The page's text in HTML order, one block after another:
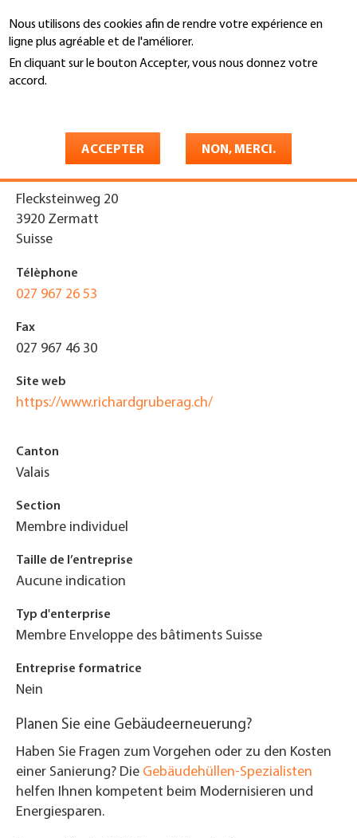
Nous utilisons des cookies afin de rendre votre expérience en
ligne plus agréable et de l'améliorer.
En cliquant sur le bouton Accepter, vous nous donnez votre
accord.
ACCEPTER NON, MERCI.
au
contenu
principal
Recherche
You
Adresse
Flecksteinweg 20
3920 Zermatt
Suisse
Télèphone
027 967 26 53
Fax
027 967 46 30
Site web
https://www.richardgruberag.ch/
Canton
Valais
Section
Membre individuel
Taille de l’entreprise
Aucune indication
Typ d'enterprise
Membre Enveloppe des bâtiments Suisse
Entreprise formatrice
Nein
Planen Sie eine Gebäudeerneuerung?
Haben Sie Fragen zum Vorgehen oder zu den Kosten
einer Sanierung? Die Gebäudehüllen-Spezialisten
helfen Ihnen kompetent beim Modernisieren und
Energiesparen.